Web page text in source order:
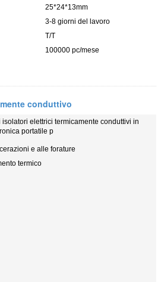
25*24*13mm
3-8 giorni del lavoro
T/T
100000 pc/mese
conduttivo
elettrici termicamente conduttivi in
portatile p
e alle forature
termico